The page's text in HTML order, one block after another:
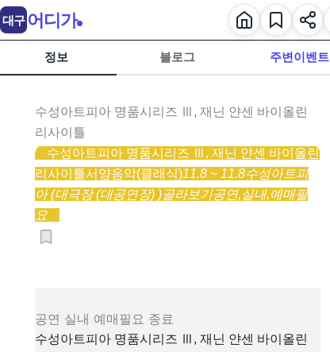
정보 블로그 주변이벤트
수성아트피아 명품시리즈 Ⅲ, 재닌 얀센 바이올린
리사이틀
수성아트피아 명품시리즈 Ⅲ, 재닌 얀센 바이올린
리사이틀서양음악(클래식)11.8 ~ 11.8수성아트피
아 (대극장 (대공연장) )골라보기공연,실내,예매필
요
공연 실내 예매필요 종료
수성아트피아 명품시리즈 Ⅲ, 재닌 얀센 바이올린
대구 어디가